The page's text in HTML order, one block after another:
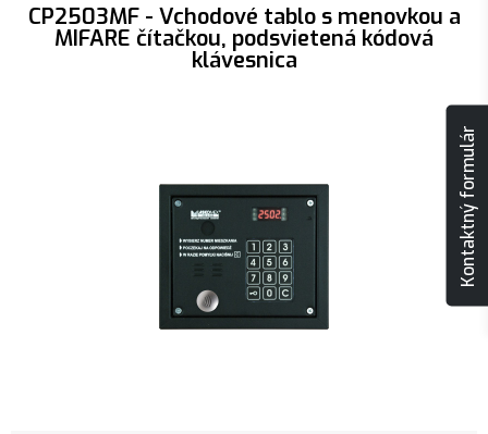
CP2503MF - Vchodové tablo s menovkou a
MIFARE čítačkou, podsvietená kódová
klávesnica
Kontaktný formulár